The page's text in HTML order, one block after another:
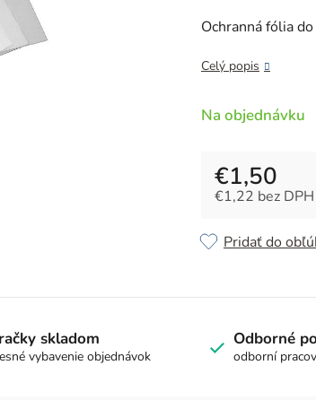
5,0
5
Ochranná fólia
Celý popis
Na objednávku
€1,50
€1,22 bez DPH
Pridať do
skladom
vybavenie objednávok
Odborné
odborní